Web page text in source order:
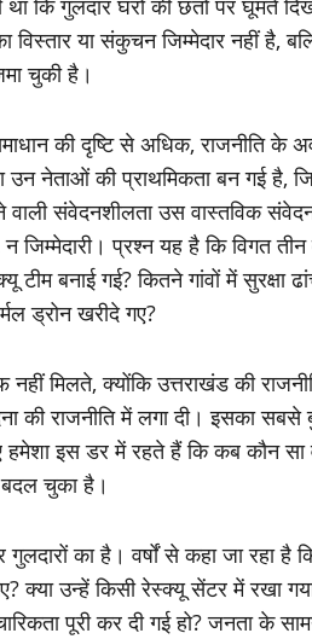
कि गुलदार घरों की छतों पर घूमते
या संकुचन जिम्मेदार नहीं है,
चुकी है।
की दृष्टि से अधिक, राजनीति
नेताओं की प्राथमिकता बन गई है,
संवेदनशीलता उस वास्तविक
प्रश्न यह है कि विगत तीन
टीम बनाई गई? कितने गांवों में सुरक्षा
ड्रोन खरीदे गए?
मिलते, क्योंकि उत्तराखंड की
की राजनीति में लगा दी। इसका सबसे
हमेशा इस डर में रहते हैं कि कब कौन
चुका है।
गुलदारों का है। वर्षों से कहा जा
क्या उन्हें किसी रेस्क्यू सेंटर में रखा
पूरी कर दी गई हो? जनता के